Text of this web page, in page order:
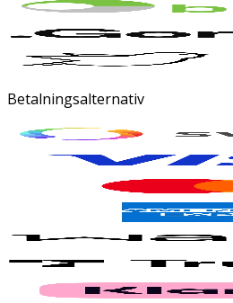
Betalningsalternativ